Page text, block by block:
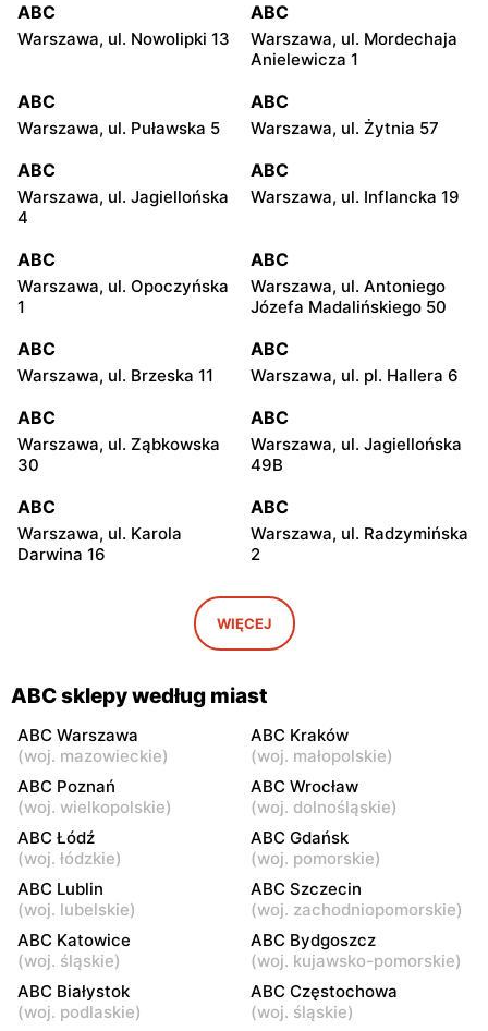
ABC
Warszawa, ul. Nowolipki 13
ABC
Warszawa, ul. Mordechaja
Anielewicza 1
ABC
Warszawa, ul. Puławska 5
ABC
Warszawa, ul. Żytnia 57
ABC
Warszawa, ul. Jagiellońska
4
ABC
Warszawa, ul. Inflancka 19
ABC
Warszawa, ul. Opoczyńska
1
ABC
Warszawa, ul. Antoniego
Józefa Madalińskiego 50
ABC
Warszawa, ul. Brzeska 11
ABC
Warszawa, ul. pl. Hallera 6
ABC
Warszawa, ul. Ząbkowska
30
ABC
Warszawa, ul. Jagiellońska
49B
ABC
Warszawa, ul. Karola
Darwina 16
ABC
Warszawa, ul. Radzymińska
2
ABC
Warszawa, ul. Białostocka
9
ABC
Warszawa, ul. Grochowska
321
ABC
ABC
Warszawa, ul. Kowieńska
20
ABC
Warszawa, ul. Chełmska 9
ABC
Warszawa, ul. Łochowska
39
ABC
Warszawa, ul. Pustola 23
ABC
Warszawa, ul. Staniewicka
24
ABC
Warszawa, ul. Ludwika
Kickiego 12
WIĘCEJ
ABC sklepy według miast
ABC Warszawa
(woj. mazowieckie)
ABC Kraków
(woj. małopolskie)
ABC Poznań
(woj. wielkopolskie)
ABC Wrocław
(woj. dolnośląskie)
ABC Łódź
(woj. łódzkie)
ABC Gdańsk
(woj. pomorskie)
ABC Lublin
(woj. lubelskie)
ABC Szczecin
(woj. zachodniopomorskie)
ABC Katowice
(woj. śląskie)
ABC Bydgoszcz
(woj. kujawsko-pomorskie)
ABC Białystok
(woj. podlaskie)
ABC Częstochowa
(woj. śląskie)